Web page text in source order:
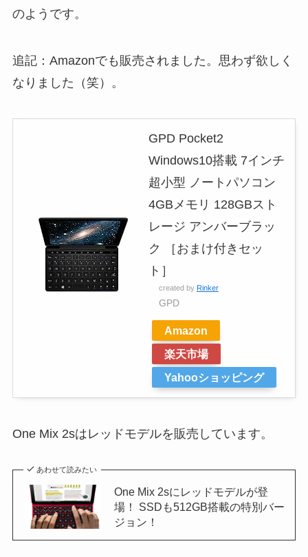
のようです。
追記：Amazonでも販売されました。思わず欲しく
なりました（笑）。
GPD Pocket2
Windows10搭載 7インチ
超小型 ノートパソコン
4GBメモリ 128GBスト
レージ アンバーブラッ
ク ［おまけ付きセッ
ト］
created by Rinker
GPD
Amazon
楽天市場
Yahooショッピング
One Mix 2sはレッドモデルを販売しています。
あわせて読みたい
One Mix 2sにレッドモデルが登
場！ SSDも512GB搭載の特別バー
ジョン！